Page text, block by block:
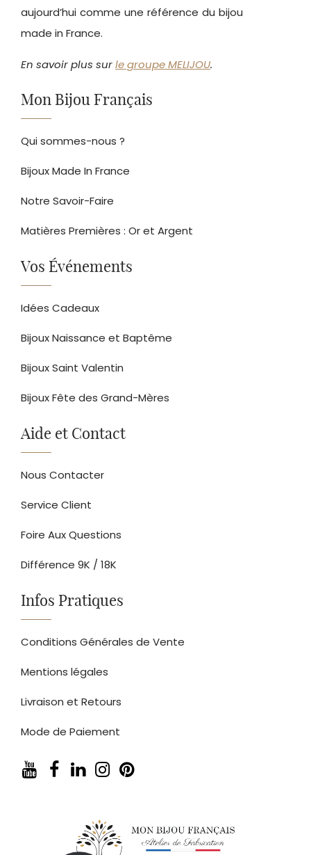
aujourd’hui comme une référence du bijou
made in France.
En savoir plus surle groupe MELIJOU.
Mon Bijou Français
Qui sommes-nous ?
Bijoux Made In France
Notre Savoir-Faire
Matières Premières : Or et Argent
Vos Événements
Idées Cadeaux
Bijoux Naissance et Baptême
Bijoux Saint Valentin
Bijoux Fête des Grand-Mères
Aide et Contact
Nous Contacter
Service Client
Foire Aux Questions
Différence 9K / 18K
Infos Pratiques
Conditions Générales de Vente
Mentions légales
Livraison et Retours
Mode de Paiement